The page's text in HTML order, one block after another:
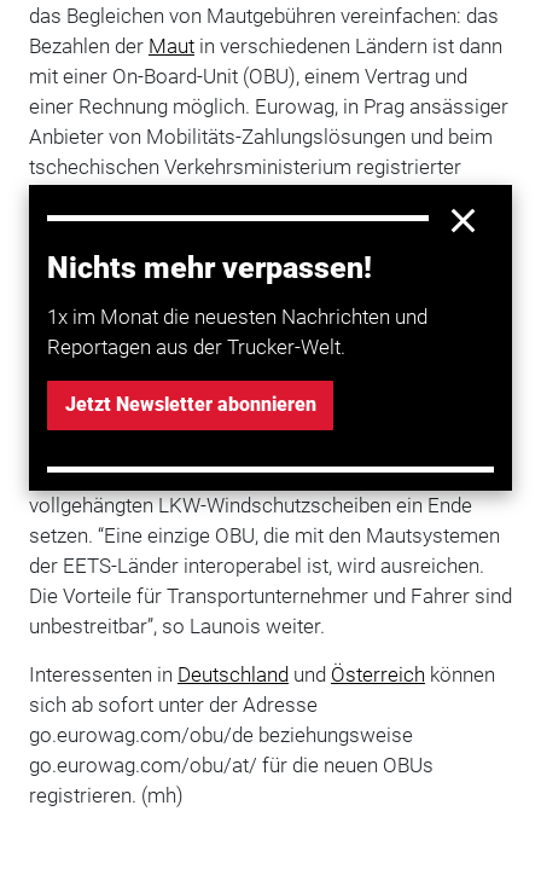
Nichts mehr verpassen!
1x im Monat die neuesten Nachrichten und
Reportagen aus der Trucker-Welt.
Jetzt Newsletter abonnieren
das Begleichen von Mautgebühren vereinfachen: das
Bezahlen der Mautin verschiedenen Ländern ist dann
mit einer On-Board-Unit (OBU), einem Vertrag und
einer Rechnung möglich. Eurowag, in Prag ansässiger
Anbieter von Mobilitäts-Zahlungslösungen und beim
tschechischen Verkehrsministerium registrierter
Board-Unit angekündigt.
Eine Mautbox für alle EETS-Länder
“Eine vereinfachte Registrierung, eine einfache
Installation sowie eine benutzerfreundliche
Oberfläche bietet Transportunternehmern eine ganz
neue Erfahrung und Kosteneinsparungen”, so Bruno
bei Eurowag. EETS würde den mit OBUs
vollgehängten LKW-Windschutzscheiben ein Ende
setzen. “Eine einzige OBU, die mit den Mautsystemen
der EETS-Länder interoperabel ist, wird ausreichen.
Die Vorteile für Transportunternehmer und Fahrer sind
unbestreitbar”, so Launois weiter.
Interessenten in Deutschland und Österreich können
sich ab sofort unter der Adresse
go.eurowag.com/obu/de beziehungsweise
go.eurowag.com/obu/at/ für die neuen OBUs
registrieren. (mh)